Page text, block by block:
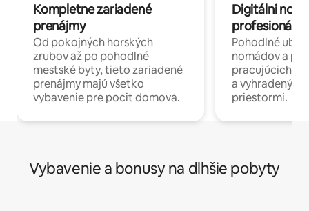
Kompletne zariadené
prenájmy
Od pokojných horských
zrubov až po pohodlné
mestské byty, tieto zariadené
prenájmy majú všetko
vybavenie pre pocit domova.
Digitálni
profesionáli
Pohodlné
nomádov a
pracujúcich
a
priestormi.
Vybavenie a bonusy na dlhšie pobyty